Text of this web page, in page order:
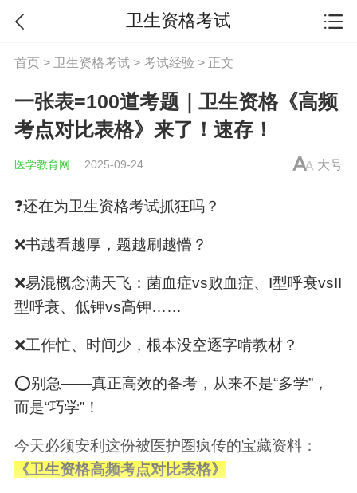
卫生资格考试
首页> 卫生资格考试 > 考试经验 > 正文
一张表=100道考题｜卫生资格《高频
考点对比表格》来了！速存！
医学教育网 2025-09-24 大号
❓️还在为卫生资格考试抓狂吗？
❌️书越看越厚，题越刷越懵？
❌️易混概念满天飞：菌血症vs败血症、I型呼衰vsII
型呼衰、低钾vs高钾……
❌️工作忙、时间少，根本没空逐字啃教材？
⭕️别急——真正高效的备考，从来不是“多学”，
而是“巧学”！
今天必须安利这份被医护圈疯传的宝藏资料：
《卫生资格高频考点对比表格》